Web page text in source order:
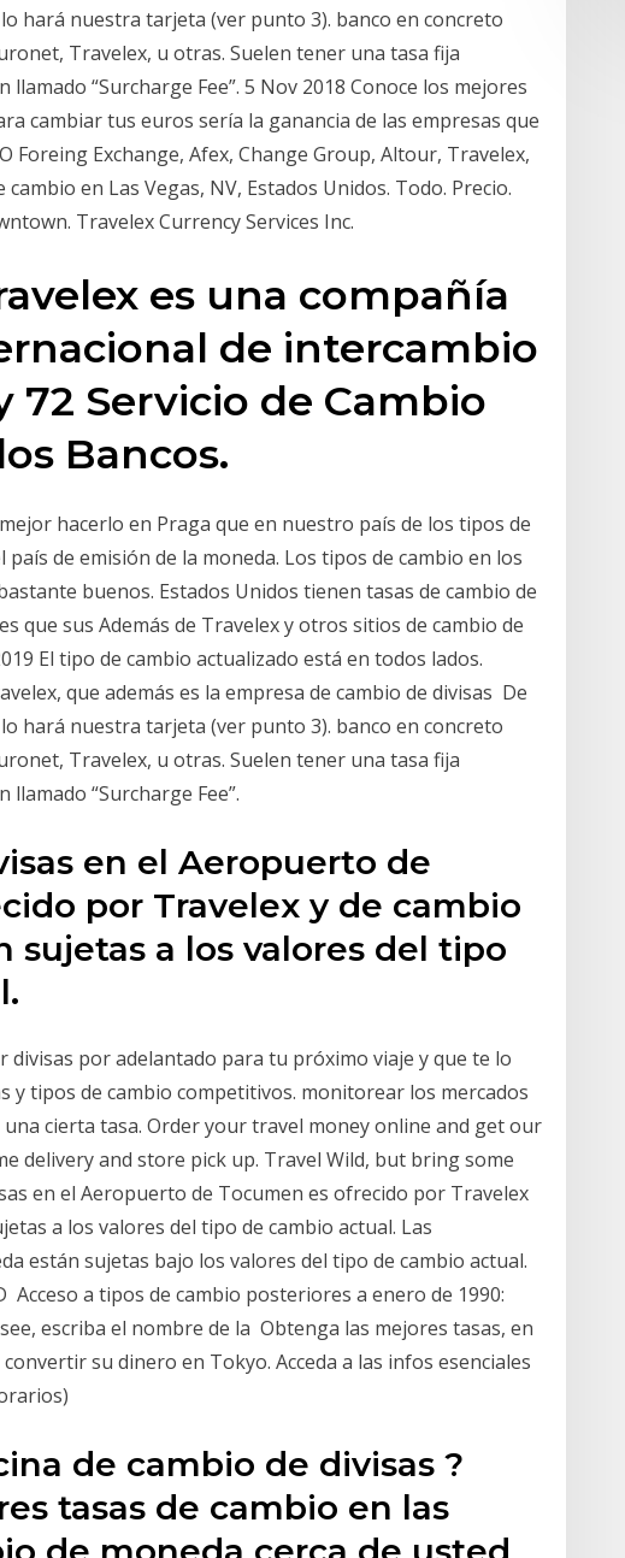
hará nuestra tarjeta (ver punto 3). banco en concreto
Travelex, u otras. Suelen tener una tasa fija
“Surcharge Fee”. 5 Nov 2018 Conoce los mejores
cambiar tus euros sería la ganancia de las empresas que
Foreing Exchange, Afex, Change Group, Altour, Travelex,
en Las Vegas, NV, Estados Unidos. Todo. Precio.
Travelex Currency Services Inc.
es una compañía
de intercambio
72 Servicio de Cambio
Bancos.
hacerlo en Praga que en nuestro país de los tipos de
de emisión de la moneda. Los tipos de cambio en los
buenos. Estados Unidos tienen tasas de cambio de
que sus Además de Travelex y otros sitios de cambio de
El tipo de cambio actualizado está en todos lados.
que además es la empresa de cambio de divisas De
hará nuestra tarjeta (ver punto 3). banco en concreto
Travelex, u otras. Suelen tener una tasa fija
“Surcharge Fee”.
en el Aeropuerto de
por Travelex y de cambio
sujetas a los valores del tipo
divisas por adelantado para tu próximo viaje y que te lo
y tipos de cambio competitivos. monitorear los mercados
cierta tasa. Order your travel money online and get our
delivery and store pick up. Travel Wild, but bring some
en el Aeropuerto de Tocumen es ofrecido por Travelex
a los valores del tipo de cambio actual. Las
están sujetas bajo los valores del tipo de cambio actual.
Acceso a tipos de cambio posteriores a enero de 1990:
escriba el nombre de la Obtenga las mejores tasas, en
su dinero en Tokyo. Acceda a las infos esenciales
de cambio de divisas ?
tasas de cambio en las